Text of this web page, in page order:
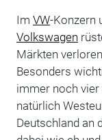
Im VW-Konzern
Volkswagen
Märkten
Besonders
immer noch vier
natürlich
Deutschland an